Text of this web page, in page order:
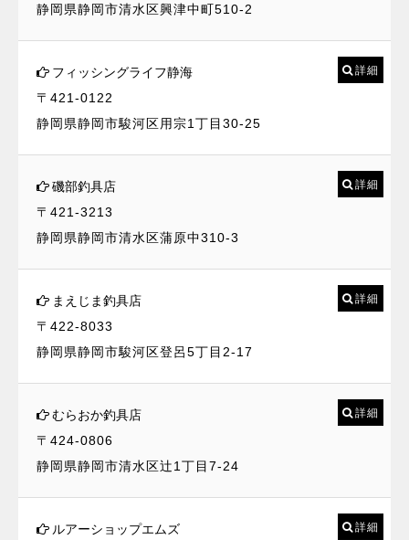
静岡県静岡市清水区興津中町510-2
フィッシングライフ静海
〒421-0122
静岡県静岡市駿河区用宗1丁目30-25
詳細
磯部釣具店
〒421-3213
静岡県静岡市清水区蒲原中310-3
詳細
まえじま釣具店
〒422-8033
静岡県静岡市駿河区登呂5丁目2-17
詳細
むらおか釣具店
〒424-0806
静岡県静岡市清水区辻1丁目7-24
詳細
ルアーショップエムズ
詳細